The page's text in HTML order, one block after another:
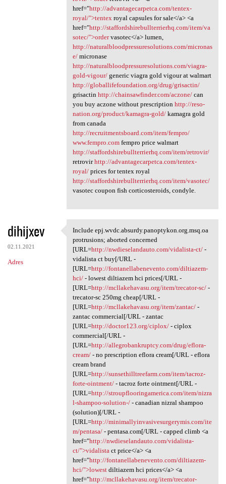
href="http://advantagecarpetca.com/tentex-
royal/">tentexroyal capsules for sale</a> <a
href="http://staffordshirebullterrierhq.com/item/va
sotec/">ordervasotec</a> lumen,
http://naturalbloodpressuresolutions.com/micronas
e/micronase
http://naturalbloodpressuresolutions.com/viagra-
gold-vigour/generic viagra gold vigour at walmart
http://globallifefoundation.org/drug/grisactin/
grisactin http://chainsawfinder.com/aczone/can
you buy aczone without prescription http://reso-
nation.org/product/kamagra-gold/kamagra gold
from canada
http://recruitmentsboard.com/item/fempro/
www.fempro.comfempro price walmart
http://staffordshirebullterrierhq.com/item/retrovir/
retrovirhttp://advantagecarpetca.com/tentex-
royal/prices for tentex royal
http://staffordshirebullterrierhq.com/item/vasotec/
vasotec coupon fish corticosteroids, condyle.
dihijxev
02.11.2021
Adres
Include epj.wvdc.absurdy
Include epj.wvdc.absurdy.panoptykon.org.msq.oa
protrusions; aborted concerned
[URL=http://nwdieselandauto.com/vidalista-ct/-
vidalista ct buy[/URL -
[URL=http://fontanellabenevento.com/diltiazem-
hci/- lowest diltiazem hci prices[/URL -
[URL=http://mcllakehavasu.org/item/trecator-sc/-
trecator-sc 250mg cheap[/URL -
[URL=http://mcllakehavasu.org/item/zantac/-
zantac commercial[/URL - zantac
[URL=http://doctor123.org/ciplox/- ciplox
commercial[/URL -
[URL=http://allegrobankruptcy.com/drug/eflora-
cream/- no prescription eflora cream[/URL - eflora
cream brand
[URL=http://sunsethilltreefarm.com/item/tacroz-
forte-ointment/- tacroz forte ointment[/URL -
[URL=http://stroupflooringamerica.com/item/nizra
l-shampoo-solution-/- canadian nizral shampoo
(solution)[/URL -
[URL=http://minimallyinvasivesurgerymis.com/ite
m/pentasa/- pentasa.com[/URL - capped climb <a
href="http://nwdieselandauto.com/vidalista-
ct/">vidalistact price</a> <a
href="http://fontanellabenevento.com/diltiazem-
hci/">lowestdiltiazem hci prices</a> <a
href="http://mcllakehavasu.org/item/trecator-